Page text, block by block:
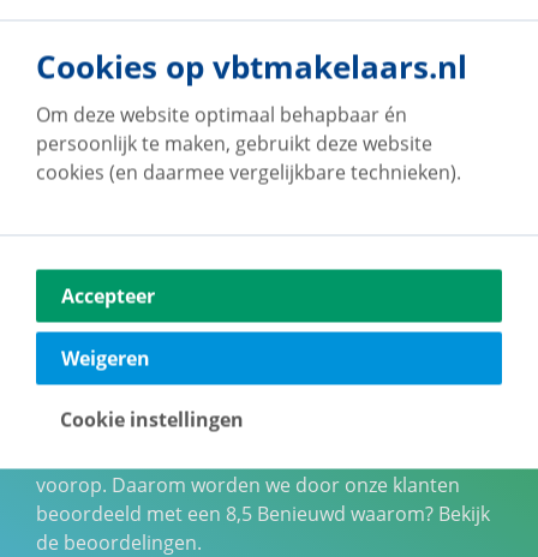
Onze klanten geven
ons een 9!
voorop. Daarom worden we door onze klanten
beoordeeld met een 8,5 Benieuwd waarom? Bekijk
de beoordelingen.
Cookies op vbtmakelaars.nl
Om deze website optimaal behapbaar én
persoonlijk te maken, gebruikt deze website
cookies (en daarmee vergelijkbare technieken).
Accepteer
Weigeren
Cookie instellingen